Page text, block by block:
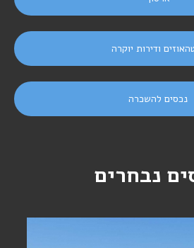
ודירות יוקרה
נכסים להשכרה
נבחרים